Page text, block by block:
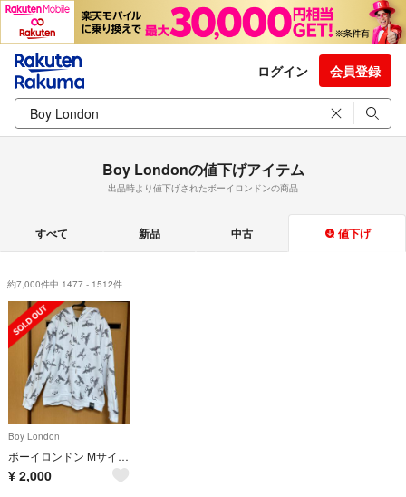
ログイン 会員登録
Boy Londonの値下げアイテム
出品時より値下げされたボーイロンドンの商品
すべて 新品 中古 値下げ
約7,000件中 1477 - 1512件
Boy London
ボーイロンドン Mサイズ パーカー
¥ 2,000